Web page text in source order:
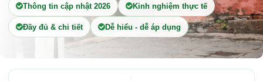
Thông tin cập nhật 2026 Kinh nghiệm thực tế
Đầy đủ & chi tiết Dễ hiểu - dễ áp dụng